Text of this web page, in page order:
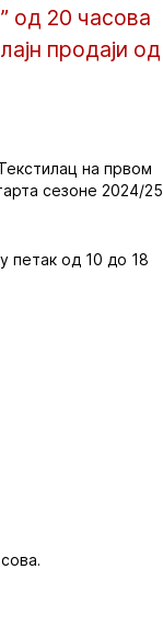
од 20 часова
продаји од
на првом
сезоне 2024/25
петак од 10 до 18